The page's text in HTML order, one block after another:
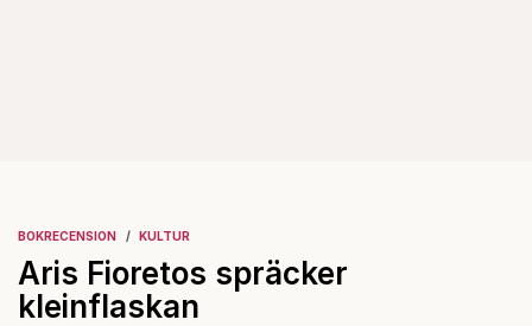
BOKRECENSION KULTUR
Aris Fioretos spräcker
kleinflaskan